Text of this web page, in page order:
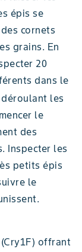
épis se
cornets
grains. En
20
dans le
les
le
des
Inspecter les
petits épis
le
(Cry1F) offrant